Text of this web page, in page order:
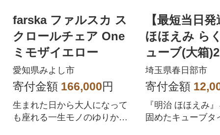
farska ファルスカ ス
クロールチェア One
ミモザイエロー
愛知県みよし市
寄付金額 166,000円
生まれた日から大人になって
も座れる一生モノのゆりかご
【最短当日
ほほえみ ら
ューブ(大箱
0ヵ月からの
用粉ミルク
埼玉県春日部市
寄付金額
『明治 ほほえみ
固めたキューブタ